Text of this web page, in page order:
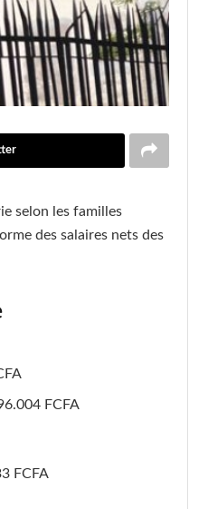
selon les familles
des salaires nets des
FCFA
FCFA